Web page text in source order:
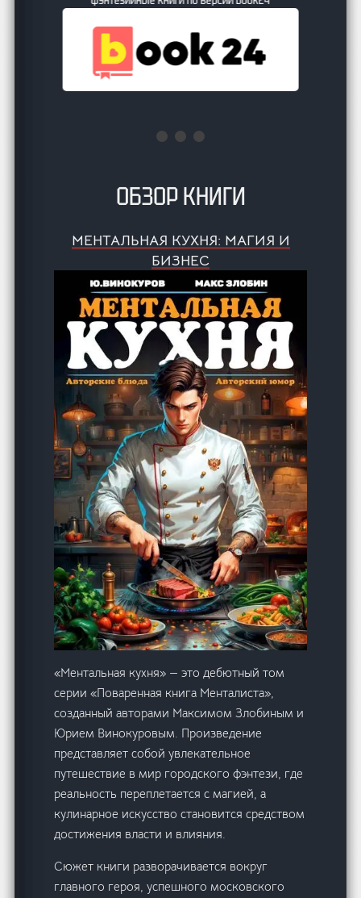
ОБЗОР КНИГИ
МЕНТАЛЬНАЯ КУХНЯ: МАГИЯ И
БИЗНЕС
«Ментальная кухня» — это дебютный том
серии «Поваренная книга Менталиста»,
созданный авторами Максимом Злобиным и
Юрием Винокуровым. Произведение
представляет собой увлекательное
путешествие в мир городского фэнтези, где
реальность переплетается с магией, а
кулинарное искусство становится средством
достижения власти и влияния.
Сюжет книги разворачивается вокруг
главного героя, успешного московского